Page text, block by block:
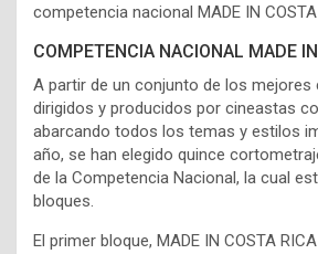
competencia nacional MADE IN COSTA
COMPETENCIA NACIONAL MADE
A partir de un conjunto de los
dirigidos y producidos por cineastas
abarcando todos los temas y estilos
año, se han elegido quince
de la Competencia Nacional, la cual
bloques.
El primer bloque, MADE IN COSTA